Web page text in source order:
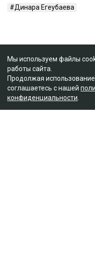
Динара Егеубаева
Мы используем файлы
работы сайта.
Продолжая
соглашаетесь с нашей
конфиденциальности